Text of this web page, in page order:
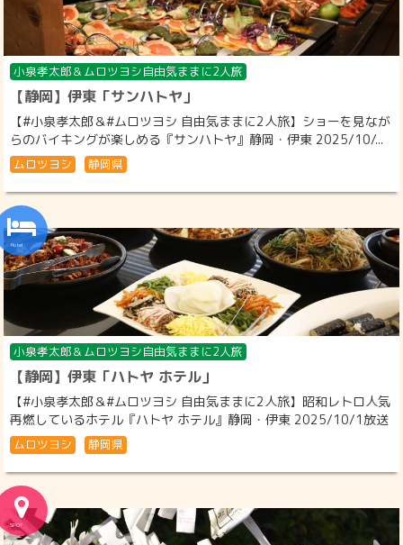
小泉孝太郎＆ムロツヨシ自由気ままに2人旅
【静岡】伊東「サンハトヤ」
【#小泉孝太郎＆#ムロツヨシ 自由気ままに2人旅】ショーを見なが
らのバイキングが楽しめる『サンハトヤ』静岡・伊東 2025/10/...
ムロツヨシ 静岡県
小泉孝太郎＆ムロツヨシ自由気ままに2人旅
【静岡】伊東「ハトヤ ホテル」
【#小泉孝太郎＆#ムロツヨシ 自由気ままに2人旅】昭和レトロ人気
再燃しているホテル『ハトヤ ホテル』静岡・伊東 2025/10/1放送
ムロツヨシ 静岡県